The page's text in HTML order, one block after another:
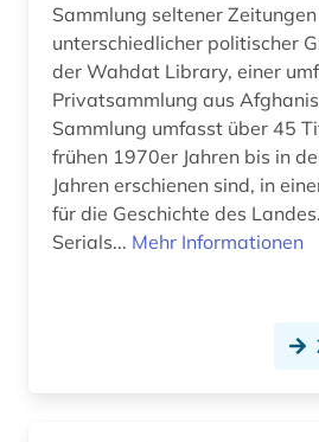
deutschland (ddr). ministerium für
staatssicherheit (1)
deutschland <ddr> (1)
Sammlung seltener
unterschiedlicher politischer
der Wahdat Library, einer
Privatsammlung aus
Sammlung umfasst über 45
frühen 1970er Jahren bis in
Jahren erschienen sind, in
für die Geschichte des
Serials... Mehr Informationen